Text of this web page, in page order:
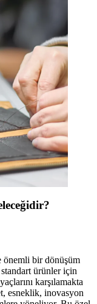
önemli bir dönüşüm
ürünler için
karşılamakta
esneklik, inovasyon